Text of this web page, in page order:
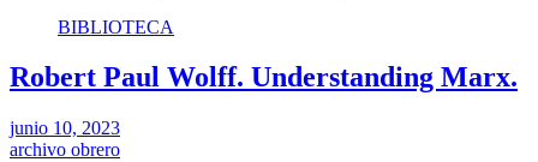
BIBLIOTECA
Robert Paul Wolff. Understanding Marx.
junio 10, 2023
archivo obrero